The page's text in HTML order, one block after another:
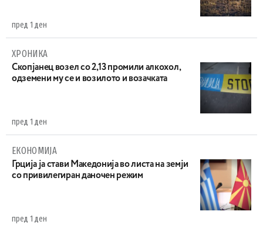
пред 1 ден
ХРОНИКА
Скопјанец возел со 2,13 промили алкохол,
одземени му се и возилото и возачката
пред 1 ден
ЕКОНОМИЈА
Грција ја стави Македонија во листа на земји
со привилегиран даночен режим
пред 1 ден